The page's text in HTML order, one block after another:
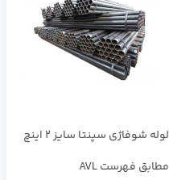
لوله شوفاژی سپنتا سایز 2 اینچ
مطابق فهرست AVL